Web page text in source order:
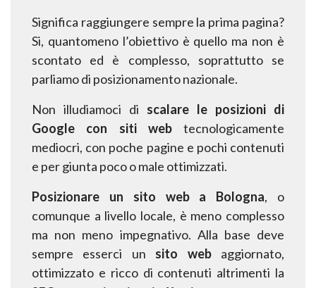
Significa raggiungere sempre la prima pagina?
Si, quantomeno l’obiettivo è quello ma non è
scontato ed è complesso, soprattutto se
parliamo di posizionamento nazionale.
Non illudiamoci di scalare le posizioni di
Google con siti web
tecnologicamente
mediocri, con poche pagine e pochi contenuti
e per giunta poco o male ottimizzati.
Posizionare un sito web a Bologna,
o
comunque a livello locale, è meno complesso
ma non meno impegnativo. Alla base deve
sempre esserci un
sito web
aggiornato,
ottimizzato e ricco di contenuti altrimenti la